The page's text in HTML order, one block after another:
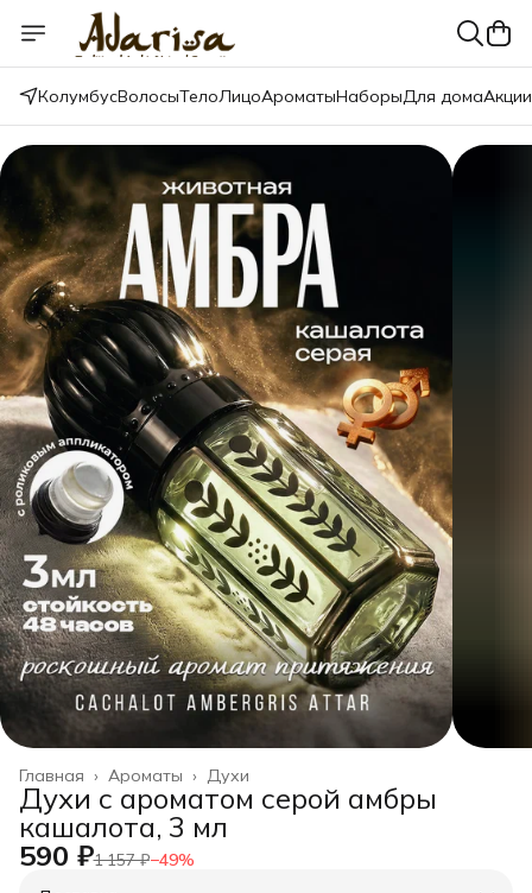
КолумбусВолосыТелоЛицоАроматыНаборыДля домаАкции
Духи
Ароматы ›
Главная ›
Духи с ароматом серой амбры
кашалота, 3 мл
590 ₽1 157 ₽−49%